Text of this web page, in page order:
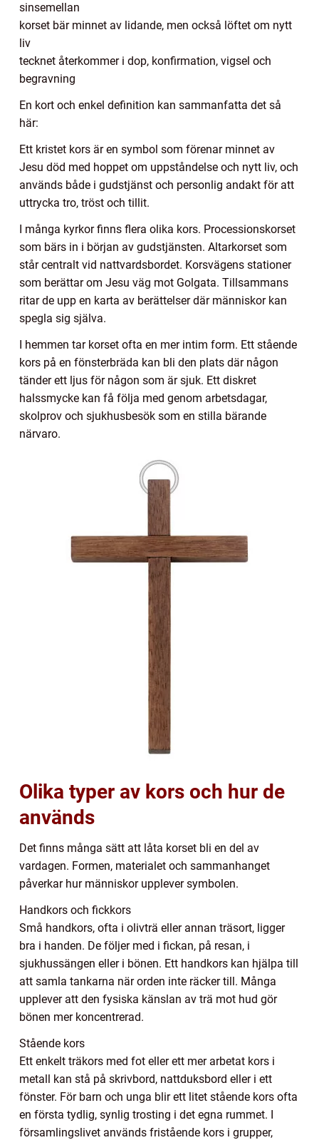
sinsemellan
korset bär minnet av lidande, men också löftet om nytt
liv
tecknet återkommer i dop, konfirmation, vigsel och
begravning
En kort och enkel definition kan sammanfatta det så
här:
Ett kristet kors är en symbol som förenar minnet av
Jesu död med hoppet om uppståndelse och nytt liv, och
används både i gudstjänst och personlig andakt för att
uttrycka tro, tröst och tillit.
I många kyrkor finns flera olika kors. Processionskorset
som bärs in i början av gudstjänsten. Altarkorset som
står centralt vid nattvardsbordet. Korsvägens stationer
som berättar om Jesu väg mot Golgata. Tillsammans
ritar de upp en karta av berättelser där människor kan
spegla sig själva.
I hemmen tar korset ofta en mer intim form. Ett stående
kors på en fönsterbräda kan bli den plats där någon
tänder ett ljus för någon som är sjuk. Ett diskret
halssmycke kan få följa med genom arbetsdagar,
skolprov och sjukhusbesök som en stilla bärande
närvaro.
Olika typer av kors och hur de
används
Det finns många sätt att låta korset bli en del av
vardagen. Formen, materialet och sammanhanget
påverkar hur människor upplever symbolen.
Handkors och fickkors
Små handkors, ofta i olivträ eller annan träsort, ligger
bra i handen. De följer med i fickan, på resan, i
sjukhussängen eller i bönen. Ett handkors kan hjälpa till
att samla tankarna när orden inte räcker till. Många
upplever att den fysiska känslan av trä mot hud gör
bönen mer koncentrerad.
Stående kors
Ett enkelt träkors med fot eller ett mer arbetat kors i
metall kan stå på skrivbord, nattduksbord eller i ett
fönster. För barn och unga blir ett litet stående kors ofta
en första tydlig, synlig trosting i det egna rummet. I
församlingslivet används fristående kors i grupper,